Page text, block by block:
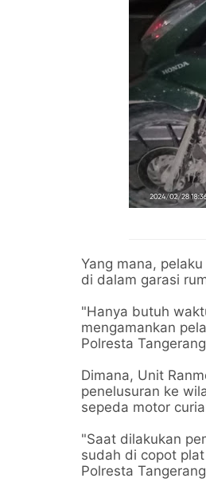
Yang mana,
di dalam garasi
"Hanya butuh
mengamankan
Polresta
Dimana, Unit
penelusuran ke
sepeda motor
"Saat dilakukan
sudah di copot
Polresta